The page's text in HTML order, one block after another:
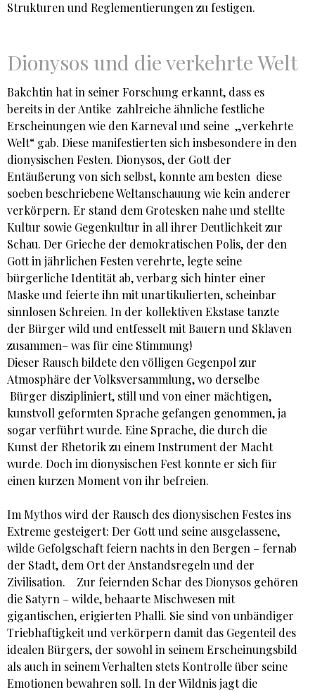
Strukturen und Reglementierungen zu festigen.
Dionysos und die verkehrte Welt
Bakchtin hat in seiner Forschung erkannt, dass es
bereits in der Antike zahlreiche ähnliche festliche
Erscheinungen wie den Karneval und seine „verkehrte
Welt“ gab. Diese manifestierten sich insbesondere in den
dionysischen Festen. Dionysos, der Gott der
Entäußerung von sich selbst, konnte am besten diese
soeben beschriebene Weltanschauung wie kein anderer
verkörpern. Er stand dem Grotesken nahe und stellte
Kultur sowie Gegenkultur in all ihrer Deutlichkeit zur
Schau. Der Grieche der demokratischen Polis, der den
Gott in jährlichen Festen verehrte, legte seine
bürgerliche Identität ab, verbarg sich hinter einer
Maske und feierte ihn mit unartikulierten, scheinbar
sinnlosen Schreien. In der kollektiven Ekstase tanzte
der Bürger wild und entfesselt mit Bauern und Sklaven
zusammen– was für eine Stimmung!
Dieser Rausch bildete den völligen Gegenpol zur
Atmosphäre der Volksversammlung, wo derselbe
Bürger diszipliniert, still und von einer mächtigen,
kunstvoll geformten Sprache gefangen genommen, ja
sogar verführt wurde. Eine Sprache, die durch die
Kunst der Rhetorik zu einem Instrument der Macht
wurde. Doch im dionysischen Fest konnte er sich für
einen kurzen Moment von ihr befreien.
Im Mythos wird der Rausch des dionysischen Festes ins
Extreme gesteigert: Der Gott und seine ausgelassene,
wilde Gefolgschaft feiern nachts in den Bergen – fernab
der Stadt, dem Ort der Anstandsregeln und der
Zivilisation. Zur feiernden Schar des Dionysos gehören
die Satyrn – wilde, behaarte Mischwesen mit
gigantischen, erigierten Phalli. Sie sind von unbändiger
Triebhaftigkeit und verkörpern damit das Gegenteil des
idealen Bürgers, der sowohl in seinem Erscheinungsbild
als auch in seinem Verhalten stets Kontrolle über seine
Emotionen bewahren soll. In der Wildnis jagt die